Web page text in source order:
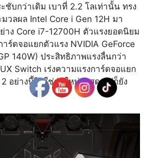
ชับกว่าเดิม เบาที่ 2.2 โลเท่านั้น ทรง
วลผล Intel Core i Gen 12H มา
าง Core i7-12700H ตัวแรงยอดนิยม
ร์ดจอแยกตัวแรง NVIDIA GeForce
140W) ประสิทธิภาพแรงลื่นกว่า
Switch เร่งความแรงการ์ดจอแยก
อย่างนี้ไม่ใช่รุ่นใหม่ล่าสุด แต่ก็ยัง